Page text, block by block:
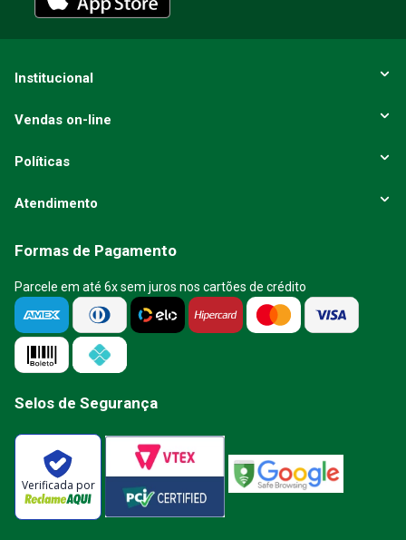
Institucional
Vendas on-line
Políticas
Atendimento
Formas de Pagamento
Parcele em até 6x sem juros nos cartões de crédito
Selos de Segurança
Verificada por